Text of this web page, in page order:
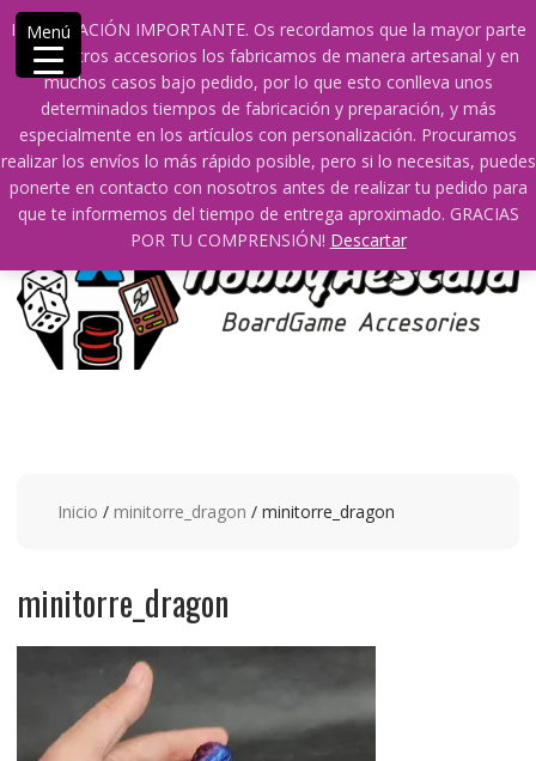
INFORMACIÓN IMPORTANTE. Os recordamos que la mayor parte
de nuestros accesorios los fabricamos de manera artesanal y en
muchos casos bajo pedido, por lo que esto conlleva unos
determinados tiempos de fabricación y preparación, y más
especialmente en los artículos con personalización. Procuramos
realizar los envíos lo más rápido posible, pero si lo necesitas, puedes
ponerte en contacto con nosotros antes de realizar tu pedido para
que te informemos del tiempo de entrega aproximado. GRACIAS
POR TU COMPRENSIÓN! Descartar
Saltar
contenido
609241475 SOLO DE 10:00 a 14:00
info@hobbyaescala.com
San Fernando de Henares
10:00 - 14:00
Mi cuenta
0 0
Inicio / minitorre_dragon / minitorre_dragon
minitorre_dragon
Menú